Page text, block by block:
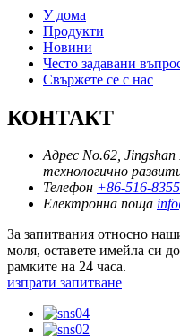
У дома
Продукти
Новини
Често задавани
Свържете се с нас
КОНТАКТ
Адрес No.62, Jingshan
технологично
Телефон +86-516-
Електронна поща
За запитвания относно
моля, оставете имейла си
рамките на 24 часа.
изпрати запитване